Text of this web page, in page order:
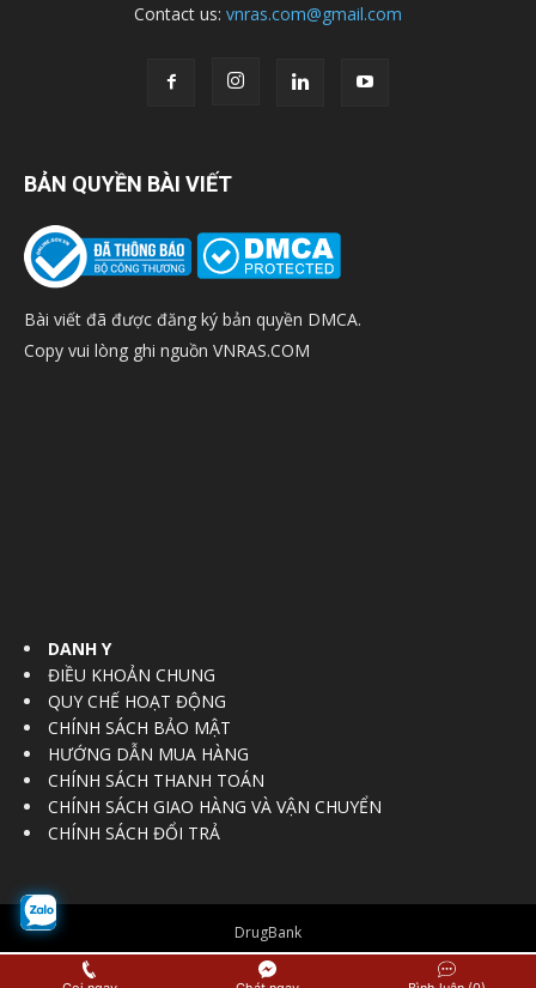
Contact us: vnras.com@gmail.com
BẢN QUYỀN BÀI VIẾT
Bài viết đã được đăng ký bản quyền DMCA.
Copy vui lòng ghi nguồn VNRAS.COM
DANH Y
ĐIỀU KHOẢN CHUNG
QUY CHẾ HOẠT ĐỘNG
CHÍNH SÁCH BẢO MẬT
HƯỚNG DẪN MUA HÀNG
CHÍNH SÁCH THANH TOÁN
CHÍNH SÁCH GIAO HÀNG VÀ VẬN CHUYỂN
CHÍNH SÁCH ĐỔI TRẢ
DrugBank
© Copyright 2016 - 2017 Vietnam Regulatory Affairs Society